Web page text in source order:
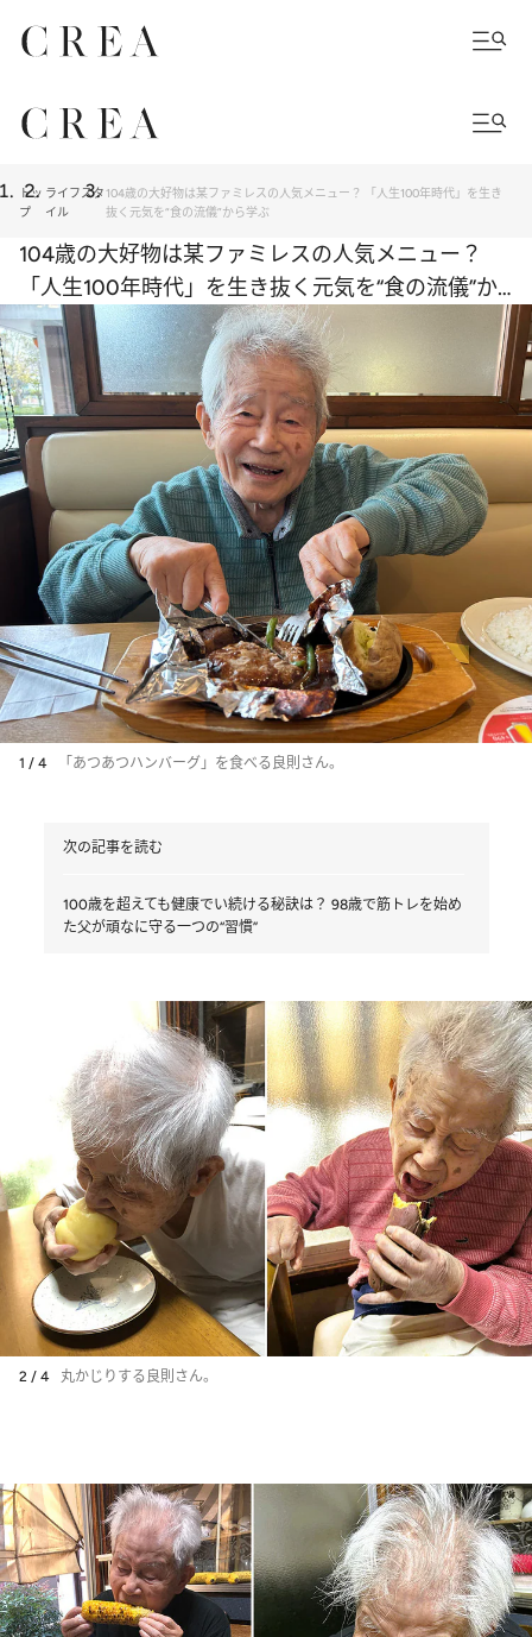
トッ
プ
ライフスタ
イル
104歳の大好物は某ファミレスの人気メニュー？ 「人生100年時代」を生き
抜く元気を“食の流儀”から学ぶ
104歳の大好物は某ファミレスの人気メニュー？
「人生100年時代」を生き抜く元気を“食の流儀”か
ら学ぶ
1 / 4 「あつあつハンバーグ」を食べる良則さん。
次の記事を読む
100歳を超えても健康でい続ける秘訣は？ 98歳で筋トレを始め
た父が頑なに守る一つの“習慣”
2 / 4 丸かじりする良則さん。